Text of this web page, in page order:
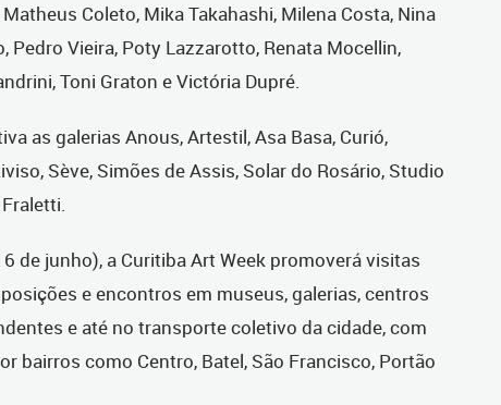
Coleto, Mika Takahashi, Milena Costa, Nina
Pedro Vieira, Poty Lazzarotto, Renata Mocellin,
Toni Graton e Victória Dupré.
as galerias Anous, Artestil, Asa Basa, Curió,
Sève, Simões de Assis, Solar do Rosário, Studio
de junho), a Curitiba Art Week promoverá visitas
e encontros em museus, galerias, centros
e até no transporte coletivo da cidade, com
bairros como Centro, Batel, São Francisco, Portão